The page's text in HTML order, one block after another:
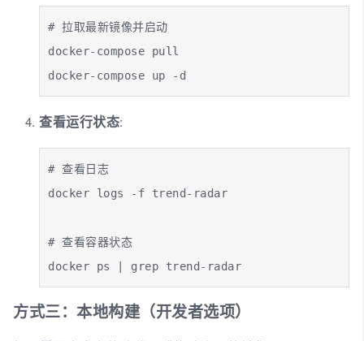
# 拉取最新镜像并启动
docker-compose pull
docker-compose up -d
查看运行状态:
# 查看日志
docker logs -f trend-radar
# 查看容器状态
docker ps | grep trend-radar
方式三：本地构建（开发者选项）